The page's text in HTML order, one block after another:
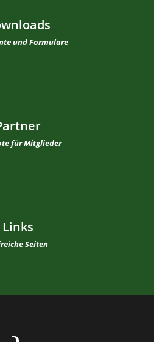
und Formulare
für Mitglieder
Links
Seiten